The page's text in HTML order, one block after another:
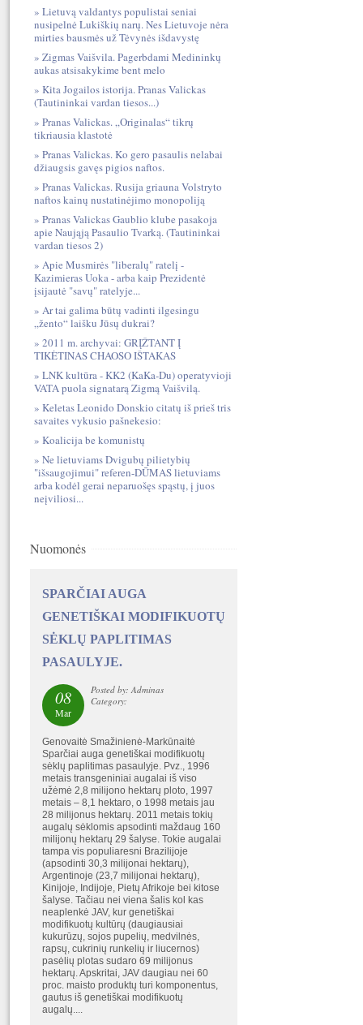
Lietuvą valdantys populistai seniai
nusipelnė Lukiškių narų. Nes Lietuvoje nėra
mirties bausmės už Tėvynės išdavystę
Zigmas Vaišvila. Pagerbdami Medininkų
aukas atsisakykime bent melo
Kita Jogailos istorija. Pranas Valickas
(Tautininkai vardan tiesos...)
Pranas Valickas. „Originalas“ tikrų
tikriausia klastotė
Pranas Valickas. Ko gero pasaulis nelabai
džiaugsis gavęs pigios naftos.
Pranas Valickas. Rusija griauna Volstryto
naftos kainų nustatinėjimo monopoliją
Pranas Valickas Gaublio klube pasakoja
apie Naująją Pasaulio Tvarką. (Tautininkai
vardan tiesos 2)
Apie Musmirės "liberalų" ratelį -
Kazimieras Uoka - arba kaip Prezidentė
įsijautė "savų" ratelyje...
Ar tai galima būtų vadinti ilgesingu
„žento“ laišku Jūsų dukrai?
2011 m. archyvai: GRĮŽTANT Į
TIKĖTINAS CHAOSO IŠTAKAS
LNK kultūra - KK2 (KaKa-Du) operatyvioji
VATA puola signatarą Zigmą Vaišvilą.
Keletas Leonido Donskio citatų iš prieš tris
savaites vykusio pašnekesio:
Koalicija be komunistų
Ne lietuviams Dvigubų pilietybių
"išsaugojimui" referen-DŪMAS lietuviams
arba kodėl gerai neparuošęs spąstų, į juos
neįviliosi...
Nuomonės
SPARČIAI AUGA
GENETIŠKAI MODIFIKUOTŲ
SĖKLŲ PAPLITIMAS
PASAULYJE.
08
Mar
Posted by: Adminas
Category:
Genovaitė Smažinienė-Markūnaitė
Sparčiai auga genetiškai modifikuotų
sėklų paplitimas pasaulyje. Pvz., 1996
metais transgeniniai augalai iš viso
užėmė 2,8 milijono hektarų ploto, 1997
metais – 8,1 hektaro, o 1998 metais jau
28 milijonus hektarų. 2011 metais tokių
augalų sėklomis apsodinti maždaug 160
milijonų hektarų 29 šalyse. Tokie augalai
tampa vis populiaresni Brazilijoje
(apsodinti 30,3 milijonai hektarų),
Argentinoje (23,7 milijonai hektarų),
Kinijoje, Indijoje, Pietų Afrikoje bei kitose
šalyse. Tačiau nei viena šalis kol kas
neaplenkė JAV, kur genetiškai
modifikuotų kultūrų (daugiausiai
kukurūzų, sojos pupelių, medvilnės,
rapsų, cukrinių runkelių ir liucernos)
pasėlių plotas sudaro 69 milijonus
hektarų. Apskritai, JAV daugiau nei 60
proc. maisto produktų turi komponentus,
gautus iš genetiškai modifikuotų
augalų....